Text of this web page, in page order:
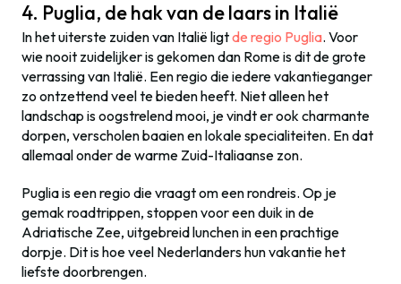
4. Puglia, de hak van de laars in Italië
In het uiterste zuiden van Italië ligtde regio Puglia. Voor
wie nooit zuidelijker is gekomen dan Rome is dit de grote
verrassing van Italië. Een regio die iedere vakantieganger
zo ontzettend veel te bieden heeft. Niet alleen het
landschap is oogstrelend mooi, je vindt er ook charmante
dorpen, verscholen baaien en lokale specialiteiten. En dat
allemaal onder de warme Zuid-Italiaanse zon.
Puglia is een regio die vraagt om een rondreis. Op je
gemak roadtrippen, stoppen voor een duik in de
Adriatische Zee, uitgebreid lunchen in een prachtige
dorpje. Dit is hoe veel Nederlanders hun vakantie het
liefste doorbrengen.